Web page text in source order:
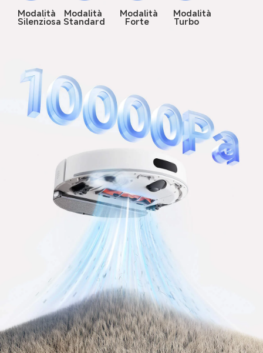
Modalità
Silenziosa
Modalità
Standard
Modalità
Forte
Modalità
Turbo